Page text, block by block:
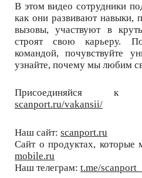
В этом видео сотрудники
как они развивают навыки,
вызовы, участвуют в
строят свою карьеру.
командой, почувствуйте
узнайте, почему мы любим
Присоединяйся к
scanport.ru/vakansii/
Наш сайт: scanport.ru
Сайт о продуктах, которые
mobile.ru
Наш телеграм: t.me/